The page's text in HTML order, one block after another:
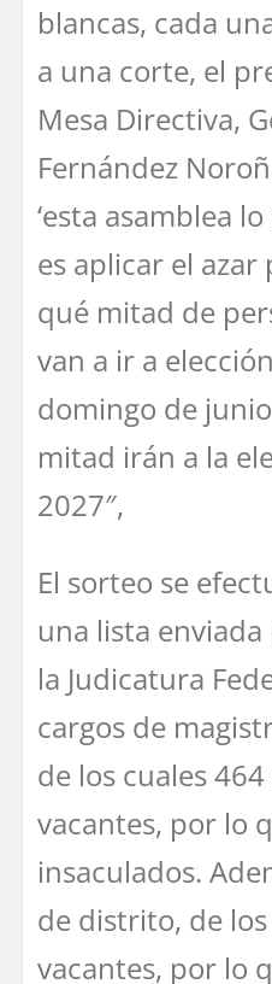
blancas, cada
a una corte, el
Mesa Directiva,
Fernández
‘esta asamblea
es aplicar el
qué mitad de
van a ir a
domingo de
mitad irán a la
2027″,
El sorteo se
una lista
la Judicatura
cargos de
de los cuales
vacantes, por lo
insaculados.
de distrito, de
vacantes, por lo